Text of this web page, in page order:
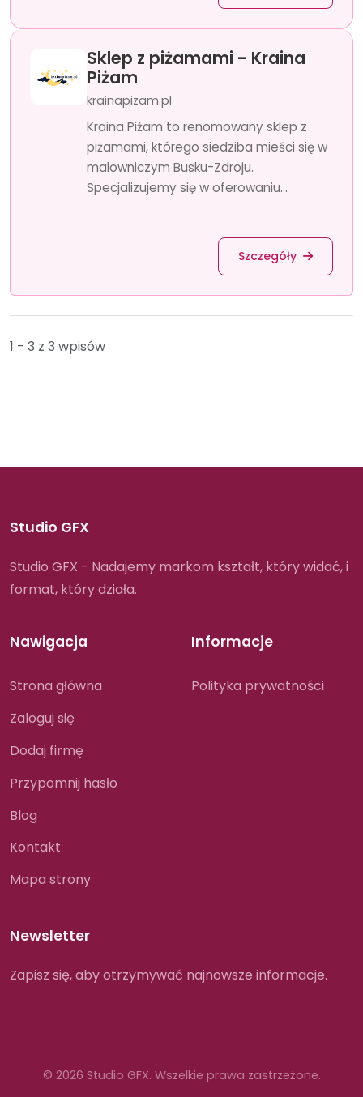
Sklep z piżamami - Kraina
Piżam
krainapizam.pl
Kraina Piżam to renomowany sklep z
piżamami, którego siedziba mieści się w
malowniczym Busku-Zdroju.
Specjalizujemy się w oferowaniu...
Szczegóły
1 - 3 z 3 wpisów
Studio GFX
Studio GFX - Nadajemy markom kształt, który widać, i
format, który działa.
Nawigacja
Strona główna
Zaloguj się
Dodaj firmę
Przypomnij hasło
Blog
Kontakt
Mapa strony
Informacje
Polityka prywatności
Newsletter
Zapisz się, aby otrzymywać najnowsze informacje.
© 2026 Studio GFX. Wszelkie prawa zastrzeżone.